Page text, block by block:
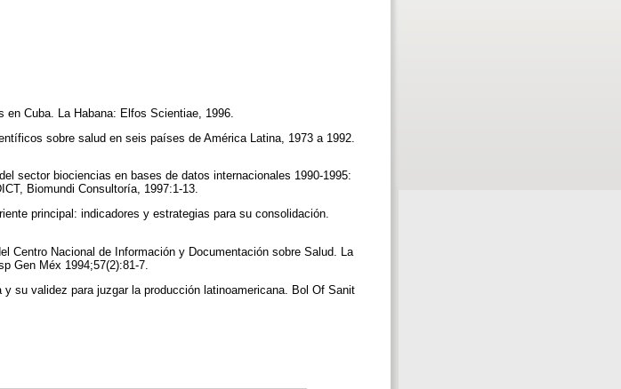
Cuba. La Habana: Elfos Scientiae, 1996.
sobre salud en seis países de América Latina, 1973 a 1992.
sector biociencias en bases de datos internacionales 1990-1995:
Biomundi Consultoría, 1997:1-13.
principal: indicadores y estrategias para su consolidación.
Centro Nacional de Información y Documentación sobre Salud. La
Gen Méx 1994;57(2):81-7.
su validez para juzgar la producción latinoamericana. Bol Of Sanit